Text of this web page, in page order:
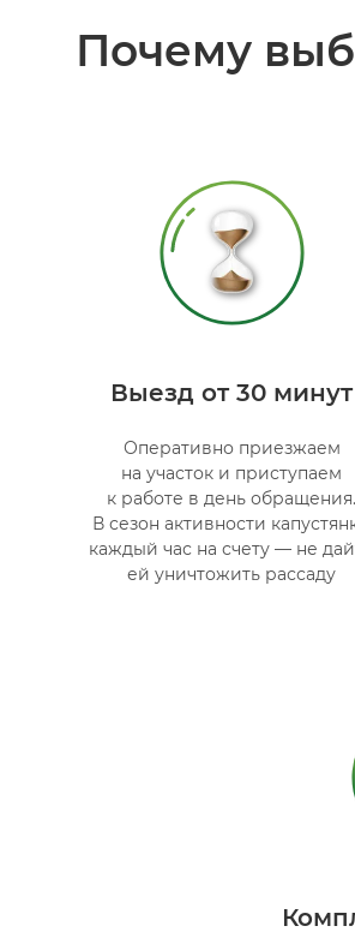
Почему
Выезд от 30 минут
Оперативно приезжаем
на участок и приступаем
к работе в день обращения.
В сезон активности
каждый час на счету — не
ей уничтожить рассаду